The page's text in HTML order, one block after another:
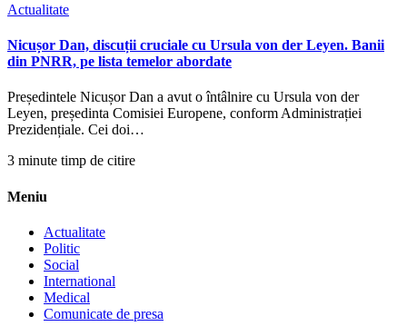
Actualitate
Nicușor Dan, discuții cruciale cu Ursula von der Leyen. Banii
din PNRR, pe lista temelor abordate
Președintele Nicușor Dan a avut o întâlnire cu Ursula von der
Leyen, președinta Comisiei Europene, conform Administrației
Prezidențiale. Cei doi…
3 minute timp de citire
Meniu
Actualitate
Politic
Social
International
Medical
Comunicate de presa